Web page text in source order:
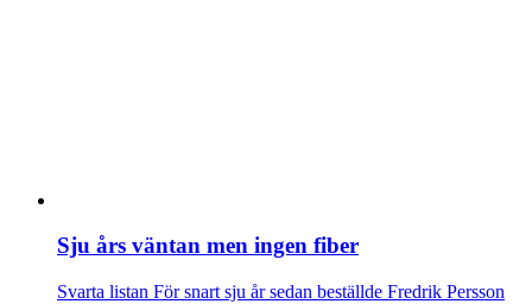
Sju års väntan men ingen fiber
Svarta listan För snart sju år sedan beställde Fredrik Persson